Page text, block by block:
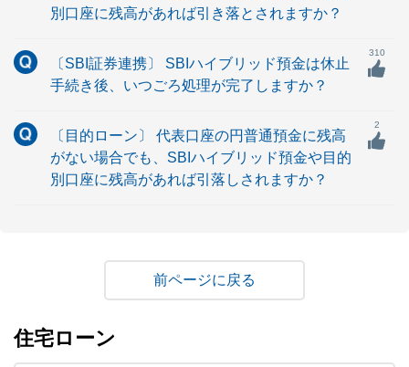
別口座に残高があれば引き落とされますか？
〔SBI証券連携〕 SBIハイブリッド預金は休止
手続き後、いつごろ処理が完了しますか？
310
〔目的ローン〕 代表口座の円普通預金に残高
がない場合でも、SBIハイブリッド預金や目的
別口座に残高があれば引落しされますか？
2
戻る
住宅ローン